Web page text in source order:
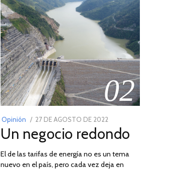
02
Opinión
POSTED
ON
27 DE AGOSTO DE 2022
DE
DE
2022
Un negocio redondo
El de las tarifas de energía no es un tema
nuevo en el país, pero cada vez deja en